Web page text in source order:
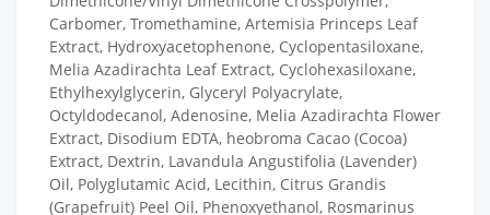
Carbomer, Tromethamine, Artemisia Princeps Leaf
Extract, Hydroxyacetophenone, Cyclopentasiloxane,
Melia Azadirachta Leaf Extract, Cyclohexasiloxane,
Ethylhexylglycerin, Glyceryl Polyacrylate,
Octyldodecanol, Adenosine, Melia Azadirachta Flower
Extract, Disodium EDTA, heobroma Cacao (Cocoa)
Extract, Dextrin, Lavandula Angustifolia (Lavender)
Oil, Polyglutamic Acid, Lecithin, Citrus Grandis
(Grapefruit) Peel Oil, Phenoxyethanol, Rosmarinus